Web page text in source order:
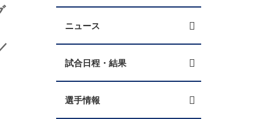
ニュース
試合日程・結果
選手情報